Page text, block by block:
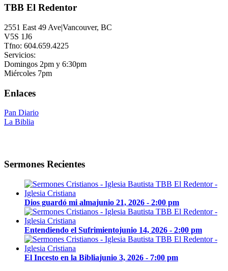
TBB El Redentor
2551 East 49 Ave|Vancouver, BC
V5S 1J6
Tfno: 604.659.4225
Servicios:
Domingos 2pm y 6:30pm
Miércoles 7pm
Enlaces
Pan Diario
La Biblia
Sermones Recientes
Dios guardó mi almajunio 21, 2026 - 2:00 pm
Entendiendo el Sufrimientojunio 14, 2026 - 2:00 pm
El Incesto en la Bibliajunio 3, 2026 - 7:00 pm